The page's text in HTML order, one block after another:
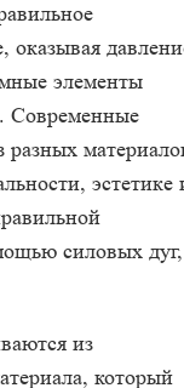
оказывая
элементы
Современные
разных
эстетике
силовых дуг,
из
который